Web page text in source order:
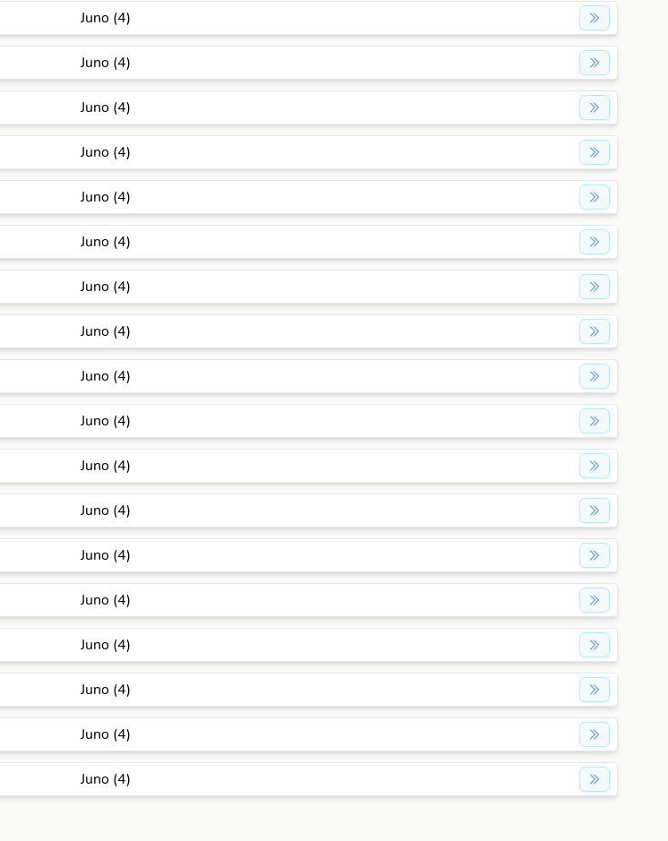
Juno (4)
Juno (4)
Juno (4)
Juno (4)
Juno (4)
Juno (4)
Juno (4)
Juno (4)
Juno (4)
Juno (4)
Juno (4)
Juno (4)
Juno (4)
Juno (4)
Juno (4)
Juno (4)
Juno (4)
Juno (4)